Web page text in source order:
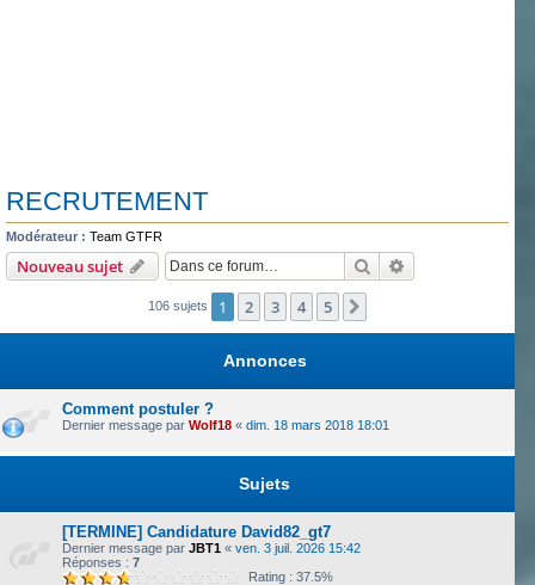
RECRUTEMENT
Modérateur : Team GTFR
Nouveau sujet Rechercher
106 sujets 1 2 3 4 5
Annonces
Comment postuler ?
Dernier message par Wolf18 « dim. 18 mars 2018 18:01
Sujets
[TERMINE] Candidature David82_gt7
Dernier message par JBT1 « ven. 3 juil. 2026 15:42
Réponses : 7
Rating : 37.5%